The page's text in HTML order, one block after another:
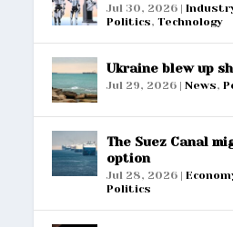
Jul 30, 2026 |
Politics,Technology
Ukraine blew up
Jul 29, 2026 |News,
The Suez Canal
option
Jul 28, 2026 |
Politics